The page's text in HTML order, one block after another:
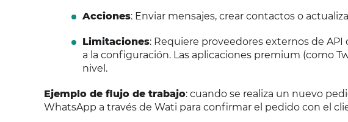
Acciones: Enviar mensajes, crear contactos o
Limitaciones: Requiere proveedores externos de
a la configuración. Las aplicaciones premium (como
nivel.
Ejemplo de flujo de trabajo: cuando se realiza un nuevo
WhatsApp a través de Wati para confirmar el pedido con el